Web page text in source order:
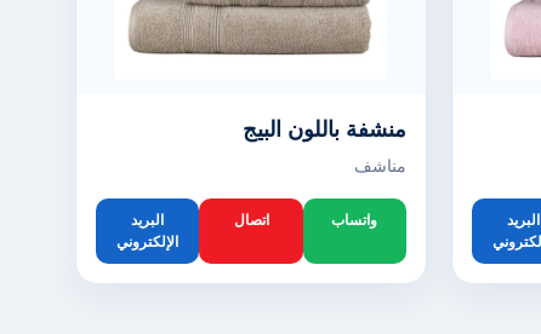
البريد
منشفة باللون البيج
مناشف
واتساب اتصال
البريد
الإلكتروني